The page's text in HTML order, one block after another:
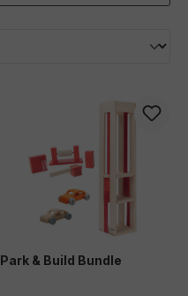
Park & Build Bundle